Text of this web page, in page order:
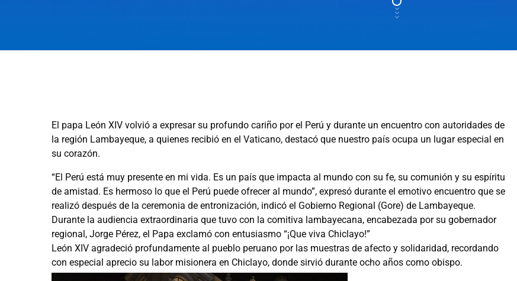
El papa León XIV volvió a expresar su profundo cariño por el Perú y durante un encuentro con autoridades de
la región Lambayeque, a quienes recibió en el Vaticano, destacó que nuestro país ocupa un lugar especial en
su corazón.
“El Perú está muy presente en mi vida. Es un país que impacta al mundo con su fe, su comunión y su espíritu
de amistad. Es hermoso lo que el Perú puede ofrecer al mundo”, expresó durante el emotivo encuentro que se
realizó después de la ceremonia de entronización, indicó el Gobierno Regional (Gore) de Lambayeque.
Durante la audiencia extraordinaria que tuvo con la comitiva lambayecana, encabezada por su gobernador
regional, Jorge Pérez, el Papa exclamó con entusiasmo “¡Que viva Chiclayo!”
León XIV agradeció profundamente al pueblo peruano por las muestras de afecto y solidaridad, recordando
con especial aprecio su labor misionera en Chiclayo, donde sirvió durante ocho años como obispo.